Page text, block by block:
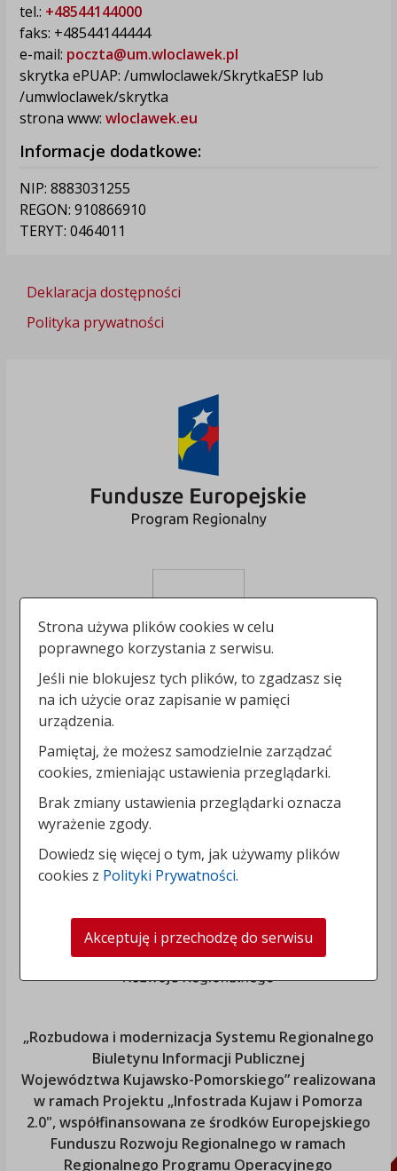
tel.: +48544144000
faks: +48544144444
e-mail: poczta@um.wloclawek.pl
skrytka ePUAP: /umwloclawek/SkrytkaESP lub
/umwloclawek/skrytka
strona www: wloclawek.eu
Informacje dodatkowe:
NIP: 8883031255
REGON: 910866910
TERYT: 0464011
Deklaracja dostępności
Polityka prywatności
„Rozbudowa i modernizacja Systemu Regionalnego
Biuletynu Informacji Publicznej
Województwa Kujawsko-Pomorskiego” realizowana
w ramach Projektu „Infostrada Kujaw i Pomorza
2.0", współfinansowana ze środków Europejskiego
Funduszu Rozwoju Regionalnego w ramach
Regionalnego Programu Operacyjnego
Strona używa plików cookies w celu
poprawnego korzystania z serwisu.
Jeśli nie blokujesz tych plików, to zgadzasz się
na ich użycie oraz zapisanie w pamięci
urządzenia.
Pamiętaj, że możesz samodzielnie zarządzać
cookies, zmieniając ustawienia przeglądarki.
Brak zmiany ustawienia przeglądarki oznacza
wyrażenie zgody.
Dowiedz się więcej o tym, jak używamy plików
cookies z Polityki Prywatności.
Akceptuję i przechodzę do serwisu